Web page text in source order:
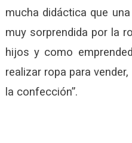
mucha didáctica que
muy sorprendida por la
hijos y como
realizar ropa para
la confección”.